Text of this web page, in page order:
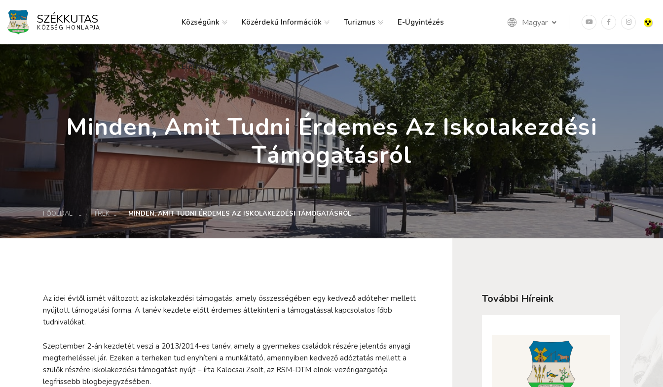
SZÉKKUTAS
KÖZSÉG HONLAPJA Magyar
Községünk Közérdekű Információk Turizmus E-Ügyintézés
Elérhetőség
Minden, Amit Tudni Érdemes Az Iskolakezdési
Támogatásról
FŐOLDAL HÍREK MINDEN, AMIT TUDNI ÉRDEMES AZ ISKOLAKEZDÉSI TÁMOGATÁSRÓL
Az idei évtől ismét változott az iskolakezdési támogatás, amely összességében egy kedvező adóteher mellett
nyújtott támogatási forma. A tanév kezdete előtt érdemes áttekinteni a támogatással kapcsolatos főbb
tudnivalókat.
Szeptember 2-án kezdetét veszi a 2013/2014-es tanév, amely a gyermekes családok részére jelentős anyagi
megterheléssel jár. Ezeken a terheken tud enyhíteni a munkáltató, amennyiben kedvező adóztatás mellett a
szülők részére iskolakezdési támogatást nyújt – írta Kalocsai Zsolt, az RSM-DTM elnök-vezérigazgatója
legfrissebb blogbejegyzésében.
További Híreink